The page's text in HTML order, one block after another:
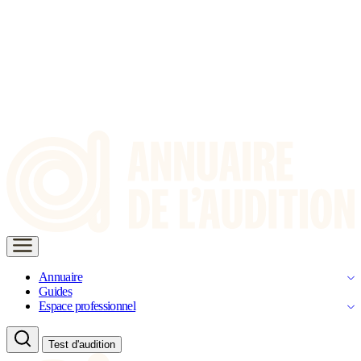
Annuaire
Guides
Espace professionnel
Test d'audition